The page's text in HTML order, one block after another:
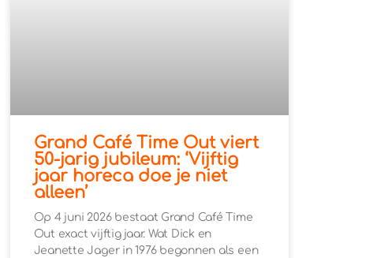
Grand Café Time Out viert
50-jarig jubileum: ‘Vijftig
jaar horeca doe je niet
alleen’
Op 4 juni 2026 bestaat Grand Café Time
Out exact vijftig jaar. Wat Dick en
Jeanette Jager in 1976 begonnen als een